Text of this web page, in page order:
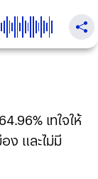
เทใจให้
ง และไม่มี